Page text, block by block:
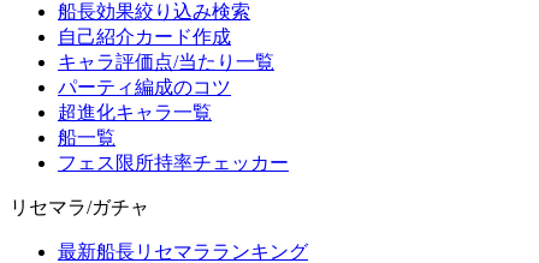
船長効果絞り込み検索
自己紹介カード作成
キャラ評価点/当たり一覧
パーティ編成のコツ
超進化キャラ一覧
船一覧
フェス限所持率チェッカー
リセマラ/ガチャ
最新船長リセマラランキング